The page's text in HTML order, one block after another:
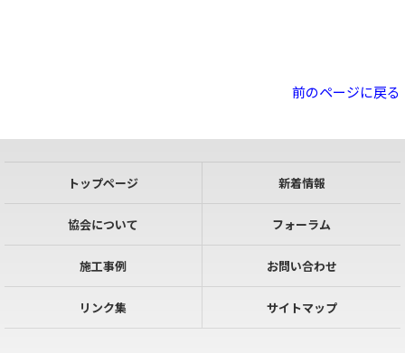
前のページに戻る
トップページ 新着情報
協会について フォーラム
施工事例 お問い合わせ
リンク集 サイトマップ